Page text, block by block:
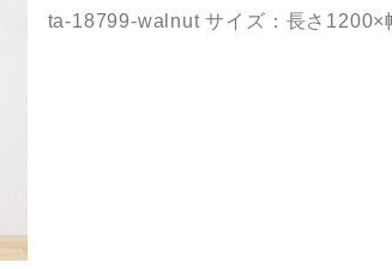
ta-18799-walnut サイズ：長さ